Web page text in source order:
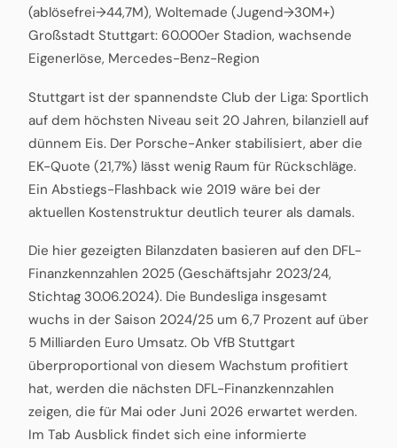
(ablösefrei→44,7M), Woltemade (Jugend→30M+)
Großstadt Stuttgart: 60.000er Stadion, wachsende
Eigenerlöse, Mercedes-Benz-Region
Stuttgart ist der spannendste Club der Liga: Sportlich
auf dem höchsten Niveau seit 20 Jahren, bilanziell auf
dünnem Eis. Der Porsche-Anker stabilisiert, aber die
EK-Quote (21,7%) lässt wenig Raum für Rückschläge.
Ein Abstiegs-Flashback wie 2019 wäre bei der
aktuellen Kostenstruktur deutlich teurer als damals.
Die hier gezeigten Bilanzdaten basieren auf den DFL-
Finanzkennzahlen 2025 (Geschäftsjahr 2023/24,
Stichtag 30.06.2024). Die Bundesliga insgesamt
wuchs in der Saison 2024/25 um 6,7 Prozent auf über
5 Milliarden Euro Umsatz. Ob VfB Stuttgart
überproportional von diesem Wachstum profitiert
hat, werden die nächsten DFL-Finanzkennzahlen
zeigen, die für Mai oder Juni 2026 erwartet werden.
Im Tab Ausblick findet sich eine informierte